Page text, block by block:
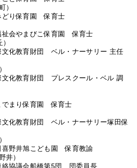
）
り保育園 保育士
祉会やまびこ保育園 保育士
文化教育財団 ベル・ナーサリー 主任
文化教育財団 プレスクール・ベル 調
まり保育園 保育士
文化教育財団 ベル・ナーサリー塚田保
野井旭こども園 保育教諭
）
絡協議会船橋第5団 団委員長